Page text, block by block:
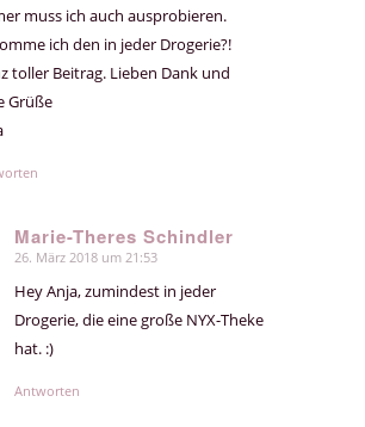
muss ich auch ausprobieren.
ich den in jeder Drogerie?!
toller Beitrag. Lieben Dank und
Grüße
Marie-Theres Schindler
sagte:
26. März 2018 um 21:53
Hey Anja, zumindest in jeder
Drogerie, die eine große NYX-Theke
hat. :)
Antworten